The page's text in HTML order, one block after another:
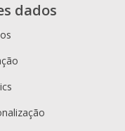
dados